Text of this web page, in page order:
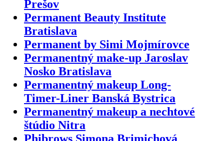
Prešov
Permanent Beauty Institute
Bratislava
Permanent by Simi Mojmírovce
Permanentný make-up Jaroslav
Nosko Bratislava
Permanentný makeup Long-
Timer-Liner Banská Bystrica
Permanentný makeup a nechtové
štúdio Nitra